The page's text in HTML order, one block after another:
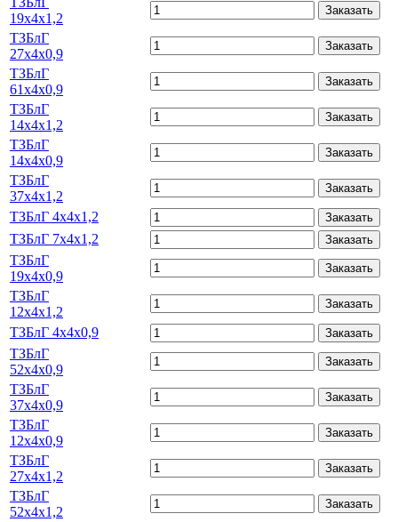
19х4х1,2
Заказать
ТЗБлГ
27х4х0,9
Заказать
ТЗБлГ
61х4х0,9
Заказать
ТЗБлГ
14х4х1,2
Заказать
ТЗБлГ
14х4х0,9
Заказать
ТЗБлГ
37х4х1,2
Заказать
ТЗБлГ 4х4х1,2 Заказать
ТЗБлГ 7х4х1,2 Заказать
ТЗБлГ
19х4х0,9
Заказать
ТЗБлГ
12х4х1,2
Заказать
ТЗБлГ 4х4х0,9 Заказать
ТЗБлГ
52х4х0,9
Заказать
ТЗБлГ
37х4х0,9
Заказать
ТЗБлГ
12х4х0,9
Заказать
ТЗБлГ
27х4х1,2
Заказать
ТЗБлГ
52х4х1,2
Заказать